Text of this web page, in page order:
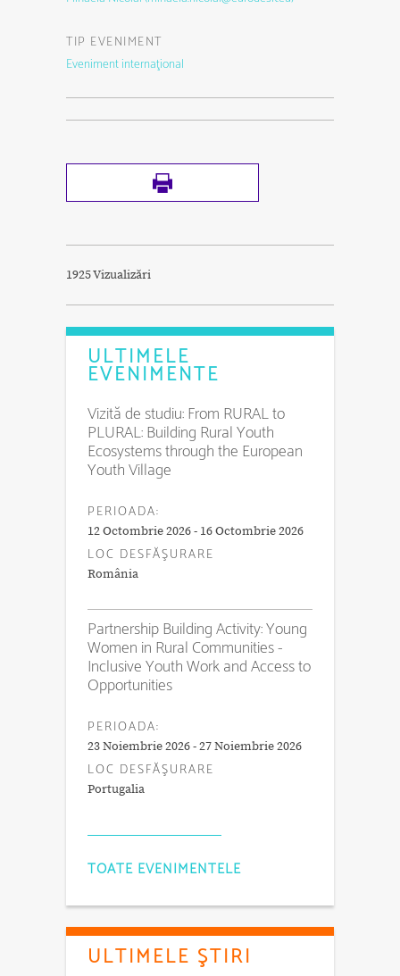
TIP EVENIMENT
Eveniment internaţional
1925 Vizualizări
ULTIMELE
EVENIMENTE
Vizită de studiu: From RURAL to
PLURAL: Building Rural Youth
Ecosystems through the European
Youth Village
PERIOADA:
12 Octombrie 2026 - 16 Octombrie 2026
LOC DESFĂŞURARE
România
Partnership Building Activity: Young
Women in Rural Communities -
Inclusive Youth Work and Access to
Opportunities
PERIOADA:
23 Noiembrie 2026 - 27 Noiembrie 2026
LOC DESFĂŞURARE
Portugalia
TOATE EVENIMENTELE
ULTIMELE ŞTIRI